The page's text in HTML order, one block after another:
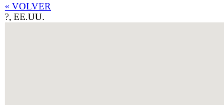
« VOLVER
?, EE.UU.